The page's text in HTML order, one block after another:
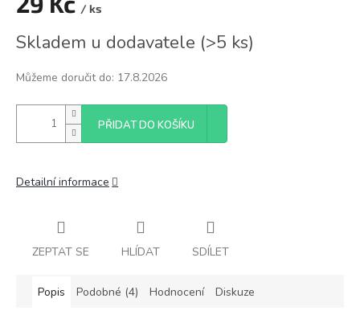
/ ks
cena:
Skladem u dodavatele (>5 ks)
Můžeme doručit do: 17.8.2026
PŘIDAT DO KOŠÍKU
Detailní informace
ZEPTAT SE HLÍDAT SDÍLET
Popis Podobné (4) Hodnocení Diskuze